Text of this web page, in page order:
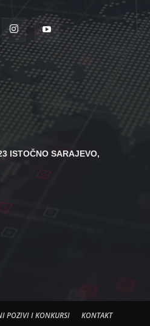
ISTOČNO SARAJEVO,
POZIVI I KONKURSI KONTAKT